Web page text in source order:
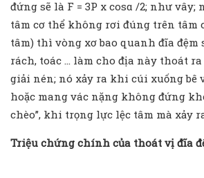
đứng sẽ là F = 3P x cosα /2; như
tâm cơ thể không rơi đúng trên tâm
tâm) thì vòng xơ bao quanh đĩa đệm
rách, toác … làm cho địa này thoát
giải nén; nó xảy ra khi cúi xuống bê
hoặc mang vác nặng không đứng
chèo”, khi trọng lực lệc tâm mà xảy
Triệu chứng chính của thoát vị đĩa